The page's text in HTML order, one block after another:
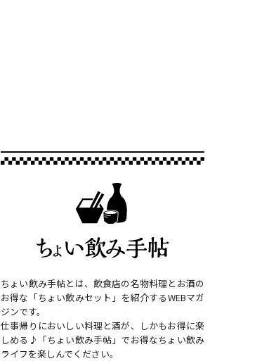
ちょい飲み手帖とは、飲食店の名物料理とお酒の
お得な「ちょい飲みセット」を紹介するWEBマガ
ジンです。
仕事帰りにおいしい料理と酒が、しかもお得に楽
しめる♪「ちょい飲み手帖」でお得なちょい飲み
ライフを楽しんでください。